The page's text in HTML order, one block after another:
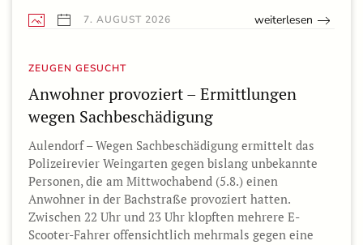
7. AUGUST 2026 weiterlesen
ZEUGEN GESUCHT
Anwohner provoziert – Ermittlungen
wegen Sachbeschädigung
Aulendorf – Wegen Sachbeschädigung ermittelt das
Polizeirevier Weingarten gegen bislang unbekannte
Personen, die am Mittwochabend (5.8.) einen
Anwohner in der Bachstraße provoziert hatten.
Zwischen 22 Uhr und 23 Uhr klopften mehrere E-
Scooter-Fahrer offensichtlich mehrmals gegen eine